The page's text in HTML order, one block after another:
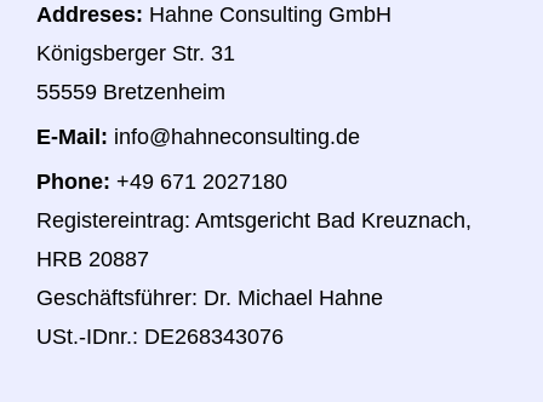
Addreses: Hahne Consulting GmbH
Königsberger Str. 31
55559 Bretzenheim
E-Mail: info@hahneconsulting.de
Phone: +49 671 2027180
Registereintrag: Amtsgericht Bad Kreuznach,
HRB 20887
Geschäftsführer: Dr. Michael Hahne
USt.-IDnr.: DE268343076